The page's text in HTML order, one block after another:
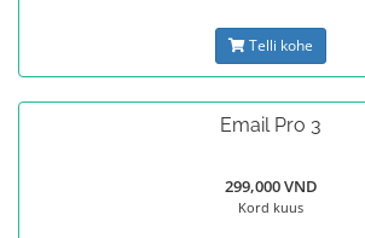
Telli kohe
Email Pro 3
299,000 VND
Kord kuus